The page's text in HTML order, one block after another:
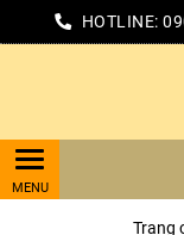
HOTLINE:
Trang